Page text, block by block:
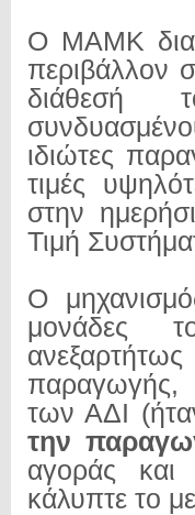
Ο ΜΑΜΚ
περιβάλλον
διάθεσή
ιδιώτες
τιμές
στην
Τιμή
Ο
μονάδες
παραγωγής,
των ΑΔΙ
την
αγοράς
κάλυπτε το